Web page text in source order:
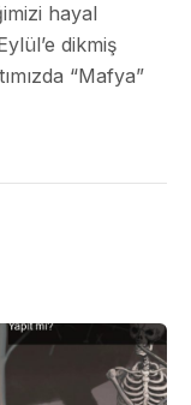
hayal
dikmiş
“Mafya”